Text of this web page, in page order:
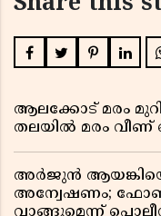
ആലക്കോട് മരം
തലയിൽ മരം വീണ്
അർജുൻ ആയങ്കിയെ
അന്വേഷണം; ഫോൺ